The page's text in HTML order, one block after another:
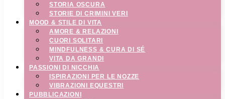
STORIA OSCURA
STORIE DI CRIMINI VERI
MOOD & STILE DI VITA
AMORE & RELAZIONI
CUORI SOLITARI
MINDFULNESS & CURA DI SÉ
VITA DA GRANDI
PASSIONI DI NICCHIA
ISPIRAZIONI PER LE NOZZE
VIBRAZIONI EQUESTRI
PUBBLICAZIONI